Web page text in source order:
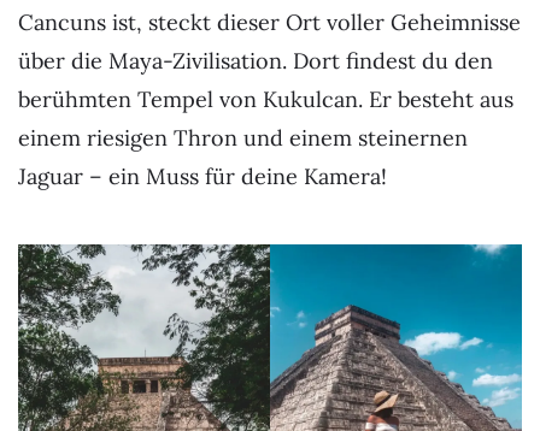
Cancuns ist, steckt dieser Ort voller Geheimnisse
über die Maya-Zivilisation. Dort findest du den
berühmten Tempel von Kukulcan. Er besteht aus
einem riesigen Thron und einem steinernen
Jaguar – ein Muss für deine Kamera!